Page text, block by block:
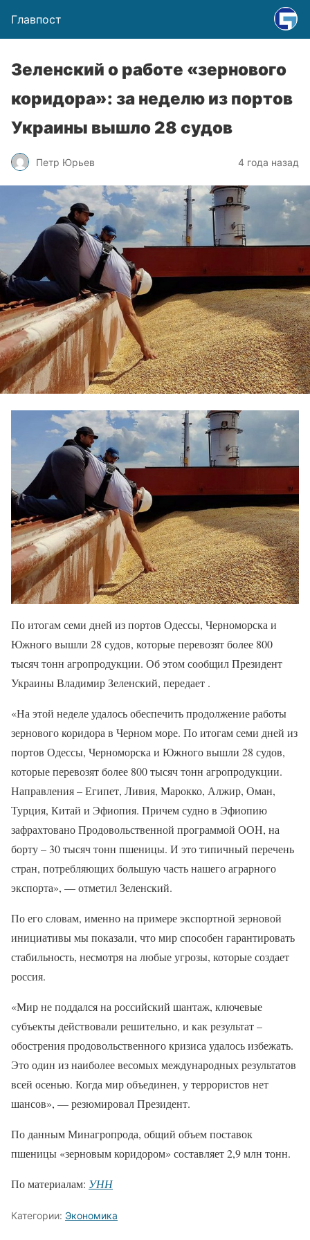
Главпост
Зеленский о работе «зернового
коридора»: за неделю из портов
Украины вышло 28 судов
Петр Юрьев 4 года назад
По итогам семи дней из портов Одессы, Черноморска и
Южного вышли 28 судов, которые перевозят более 800
тысяч тонн агропродукции. Об этом сообщил Президент
Украины Владимир Зеленский, передает .
«На этой неделе удалось обеспечить продолжение работы
зернового коридора в Черном море. По итогам семи дней из
портов Одессы, Черноморска и Южного вышли 28 судов,
которые перевозят более 800 тысяч тонн агропродукции.
Направления – Египет, Ливия, Марокко, Алжир, Оман,
Турция, Китай и Эфиопия. Причем судно в Эфиопию
зафрахтовано Продовольственной программой ООН, на
борту – 30 тысяч тонн пшеницы. И это типичный перечень
стран, потребляющих большую часть нашего аграрного
экспорта», — отметил Зеленский.
По его словам, именно на примере экспортной зерновой
инициативы мы показали, что мир способен гарантировать
стабильность, несмотря на любые угрозы, которые создает
россия.
«Мир не поддался на российский шантаж, ключевые
субъекты действовали решительно, и как результат –
обострения продовольственного кризиса удалось избежать.
Это один из наиболее весомых международных результатов
всей осенью. Когда мир объединен, у террористов нет
шансов», — резюмировал Президент.
По данным Минагропрода, общий объем поставок
пшеницы «зерновым коридором» составляет 2,9 млн тонн.
По материалам: УНН
Категории: Экономика